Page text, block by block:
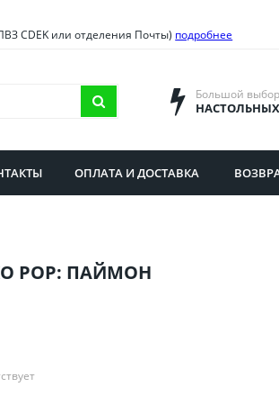
Саратовская область
CDEK или отделения Почты) подробнее
Большой выбор
ОПЛАТА И ДОСТАВКА
POP: ПАЙМОН